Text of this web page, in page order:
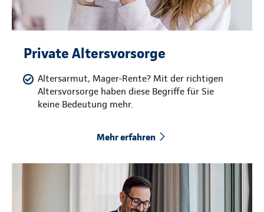
Private Altersvorsorge
Altersarmut, Mager-Rente? Mit der richtigen
Altersvorsorge haben diese Begriffe für Sie
keine Bedeutung mehr.
Mehr erfahren